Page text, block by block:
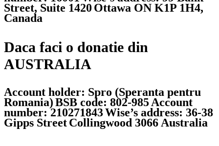
Street, Suite 1420 Ottawa ON K1P 1H4,
Canada
Daca faci o donatie din
AUSTRALIA
Account holder: Spro (Speranta pentru
Romania)BSB code: 802-985Account
number: 210271843Wise’s address: 36-38
Gipps StreetCollingwood 3066 Australia